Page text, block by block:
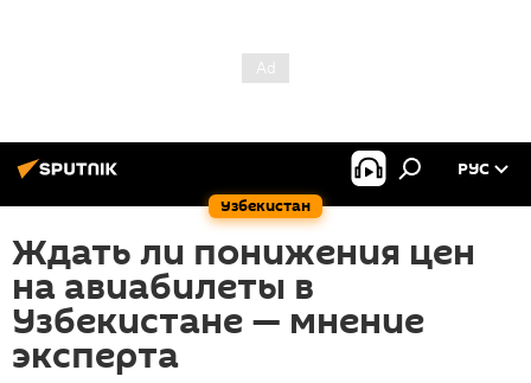
Узбекистан
РУС
Ждать ли понижения цен
на авиабилеты в
Узбекистане — мнение
эксперта